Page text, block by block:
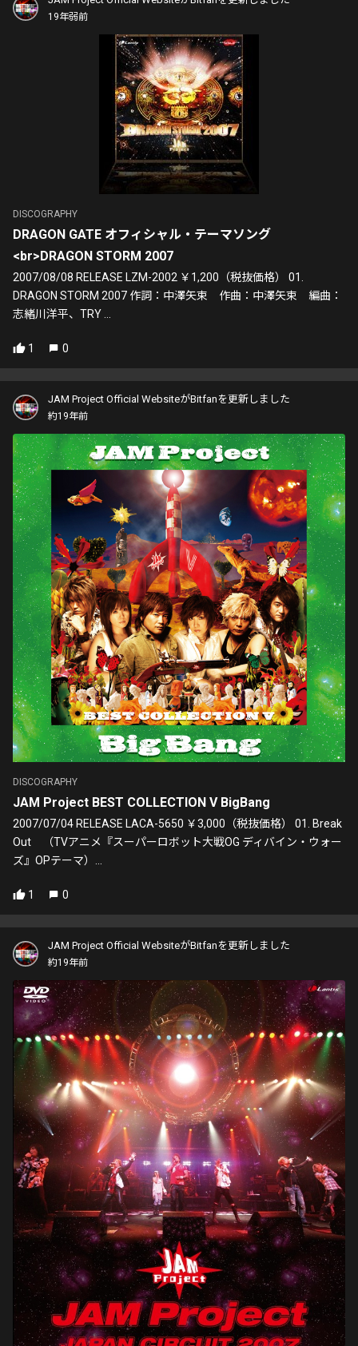
19年弱前
DISCOGRAPHY
DRAGON GATE オフィシャル・テーマソング
<br>DRAGON STORM 2007
2007/08/08 RELEASE LZM-2002 ￥1,200（税抜価格） 01.
DRAGON STORM 2007 作詞：中澤矢束 作曲：中澤矢束 編曲：
志緒川洋平、TRY ...
1 0
JAM Project Official WebsiteがBitfanを更新しました
約19年前
DISCOGRAPHY
JAM Project BEST COLLECTION V BigBang
2007/07/04 RELEASE LACA-5650 ￥3,000（税抜価格） 01. Break
Out （TVアニメ『スーパーロボット大戦OG ディバイン・ウォー
ズ』OPテーマ）...
1 0
JAM Project Official WebsiteがBitfanを更新しました
約19年前